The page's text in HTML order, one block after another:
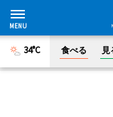
34°C 食べる 見